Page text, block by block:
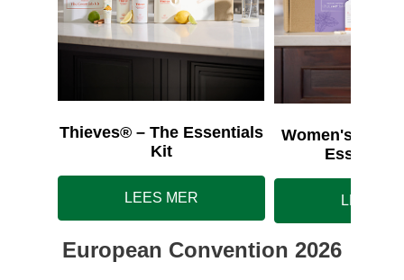
Thieves® – The Essentials
Kit
LEES MER
Women's
LEES
European Convention 2026